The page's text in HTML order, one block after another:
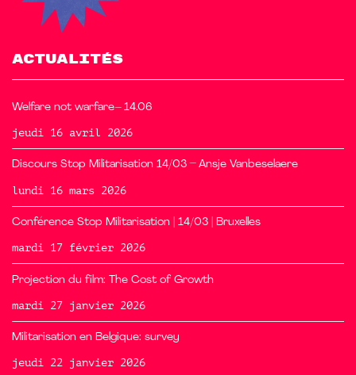
ACTUALITÉS
Welfare not warfare– 14.06
jeudi 16 avril 2026
Discours Stop Militarisation 14/03 – Ansje Vanbeselaere
lundi 16 mars 2026
Conférence Stop Militarisation | 14/03 | Bruxelles
mardi 17 février 2026
Projection du film: The Cost of Growth
mardi 27 janvier 2026
Militarisation en Belgique: survey
jeudi 22 janvier 2026